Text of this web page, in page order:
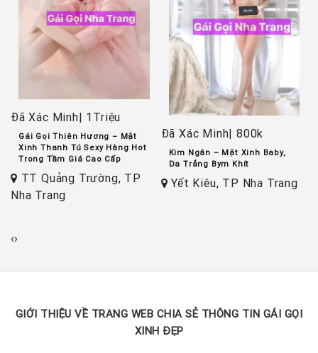
Đã Xác Minh| 1Triệu
Gái Gọi Thiên Hương – Mặt
Xinh Thanh Tú Sexy Hàng Hot
Trong Tầm Giá Cao Cấp
TT Quảng Trường, TP
Nha Trang
Đã Xác Minh| 800k
Kim Ngân – Mặt Xinh Baby,
Da Trắng Bym Khít
Yết Kiêu, TP Nha Trang
‹›
GIỚI THIỆU VỀ TRANG WEB CHIA SẺ THÔNG TIN GÁI GỌI
XINH ĐẸP